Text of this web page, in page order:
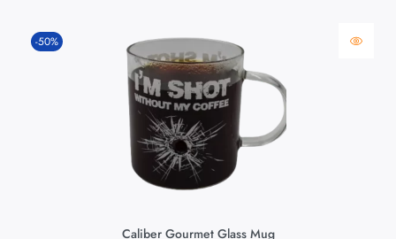
-50%
Caliber Gourmet Glass Mug